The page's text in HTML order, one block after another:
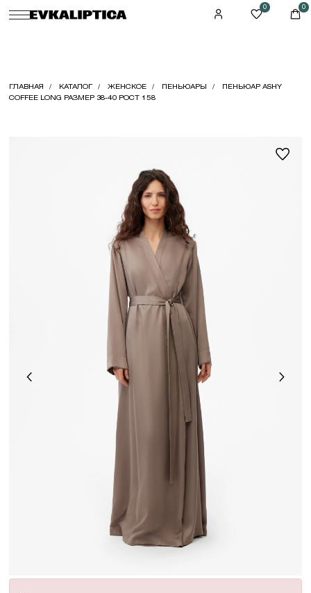
0 0
ГЛАВНАЯ КАТАЛОГ ЖЕНСКОЕ ПЕНЬЮАРЫ
ПЕНЬЮАР ASHY
COFFEE LONG РАЗМЕР 38-40 РОСТ 158